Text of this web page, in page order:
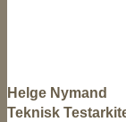
Helge Nymand
Teknisk